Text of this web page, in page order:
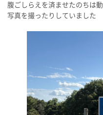
腹ごしらえを済ませたのちは
写真を撮ったりしていました